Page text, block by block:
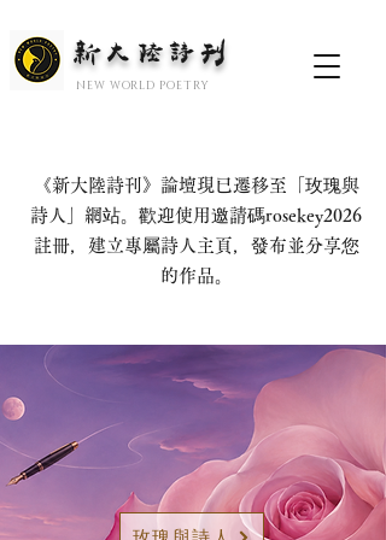
新大陆诗刊
​NEW WORLD POETRY
《新大陸詩刊》論壇現已遷移至「玫瑰與
詩人」網站。歡迎使用邀請碼rosekey2026
註冊，建立專屬詩人主頁，發布並分享您
的作品。